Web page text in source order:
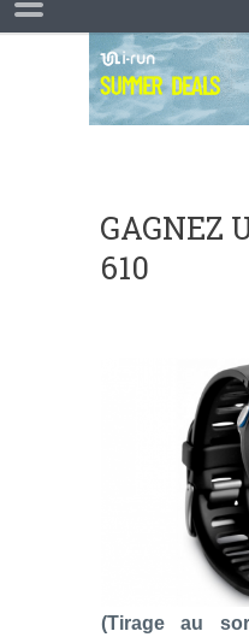
GAGNEZ
610
(Tirage au